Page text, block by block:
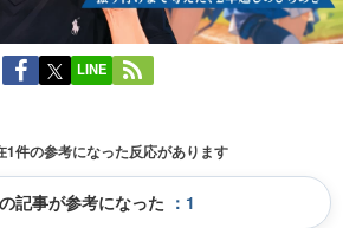
LINE
1件の参考になった反応があります
記事が参考になった ： 1